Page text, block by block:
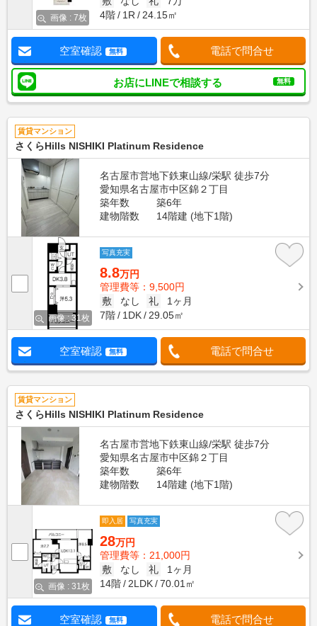
画像 : 7枚
4階
1R 24.15㎡
空室確認 無料 電話で問合せ
お店にLINEで相談する 無料
賃貸マンション
さくらHills NISHIKI Platinum Residence
名古屋市営地下鉄東山線/栄駅 徒歩7分
愛知県名古屋市中区錦２丁目
築年数
築6年
建物階数
14階建 (地下1階)
画像 : 31枚
写真充実
8.8万円
管理費等：9,500円
敷
なし 礼
1ヶ月
7階
1DK 29.05㎡
空室確認 無料 電話で問合せ
賃貸マンション
さくらHills NISHIKI Platinum Residence
名古屋市営地下鉄東山線/栄駅 徒歩7分
愛知県名古屋市中区錦２丁目
築年数
築6年
建物階数
14階建 (地下1階)
画像 : 31枚
即入居 写真充実
28万円
管理費等：21,000円
敷
なし 礼
1ヶ月
14階
2LDK 70.01㎡
空室確認 無料 電話で問合せ